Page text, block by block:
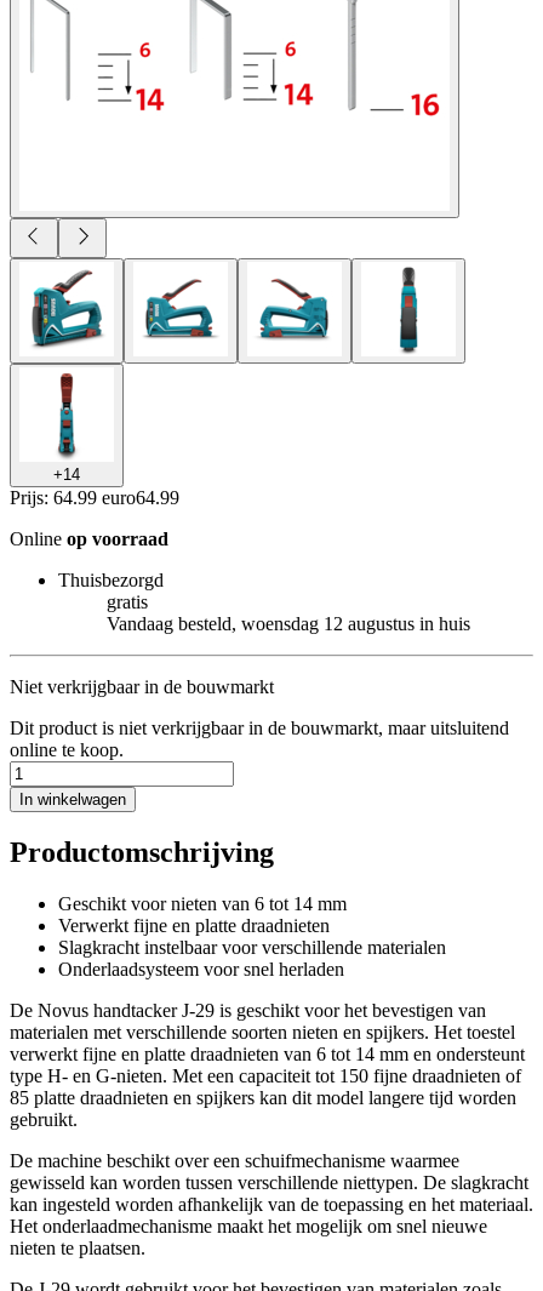
+14
Prijs: 64.99 euro64.99
Online op voorraad
Thuisbezorgd
gratis
Vandaag besteld, woensdag 12 augustus in huis
Niet verkrijgbaar in de bouwmarkt
Dit product is niet verkrijgbaar in de bouwmarkt, maar uitsluitend
online te koop.
In winkelwagen
Productomschrijving
Geschikt voor nieten van 6 tot 14 mm
Verwerkt fijne en platte draadnieten
Slagkracht instelbaar voor verschillende materialen
Onderlaadsysteem voor snel herladen
De Novus handtacker J-29 is geschikt voor het bevestigen van
materialen met verschillende soorten nieten en spijkers. Het toestel
verwerkt fijne en platte draadnieten van 6 tot 14 mm en ondersteunt
type H- en G-nieten. Met een capaciteit tot 150 fijne draadnieten of
85 platte draadnieten en spijkers kan dit model langere tijd worden
gebruikt.
De machine beschikt over een schuifmechanisme waarmee
gewisseld kan worden tussen verschillende niettypen. De slagkracht
kan ingesteld worden afhankelijk van de toepassing en het materiaal.
Het onderlaadmechanisme maakt het mogelijk om snel nieuwe
nieten te plaatsen.